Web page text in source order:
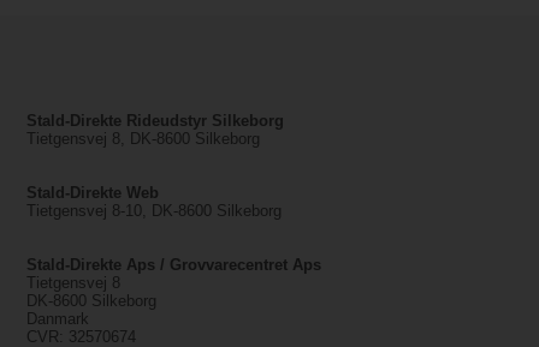
Stald-Direkte Rideudstyr Silkeborg
Tietgensvej 8, DK-8600 Silkeborg
Stald-Direkte Web
Tietgensvej 8-10, DK-8600 Silkeborg
Stald-Direkte Aps / Grovvarecentret Aps
Tietgensvej 8
DK-8600 Silkeborg
Danmark
CVR: 32570674